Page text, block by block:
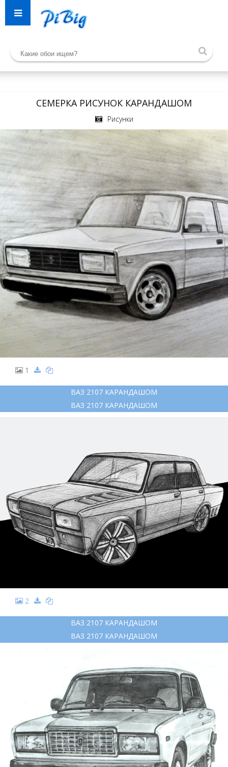
СЕМЕРКА РИСУНОК КАРАНДАШОМ
Рисунки
1
ВАЗ 2107 КАРАНДАШОМ
ВАЗ 2107 КАРАНДАШОМ
2
ВАЗ 2107 КАРАНДАШОМ
ВАЗ 2107 КАРАНДАШОМ